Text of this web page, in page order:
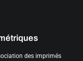
des imprimés